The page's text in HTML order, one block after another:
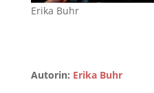
Erika Buhr
Autorin: Erika Buhr